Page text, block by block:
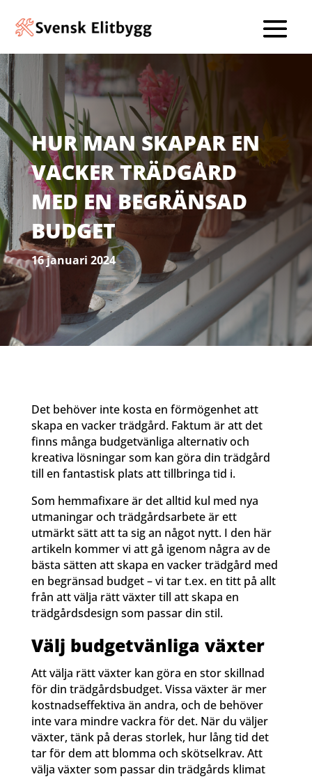
HUR MAN SKAPAR EN
VACKER TRÄDGÅRD
MED EN BEGRÄNSAD
BUDGET
16 januari 2024
Det behöver inte kosta en förmögenhet att
skapa en vacker trädgård. Faktum är att det
finns många budgetvänliga alternativ och
kreativa lösningar som kan göra din trädgård
till en fantastisk plats att tillbringa tid i.
Som hemmafixare är det alltid kul med nya
utmaningar och trädgårdsarbete är ett
utmärkt sätt att ta sig an något nytt. I den här
artikeln kommer vi att gå igenom några av de
bästa sätten att skapa en vacker trädgård med
en begränsad budget – vi tar t.ex. en titt på allt
från att välja rätt växter till att skapa en
trädgårdsdesign som passar din stil.
Välj budgetvänliga växter
Att välja rätt växter kan göra en stor skillnad
för din trädgårdsbudget. Vissa växter är mer
kostnadseffektiva än andra, och de behöver
inte vara mindre vackra för det. När du väljer
växter, tänk på deras storlek, hur lång tid det
tar för dem att blomma och skötselkrav. Att
välja växter som passar din trädgårds klimat